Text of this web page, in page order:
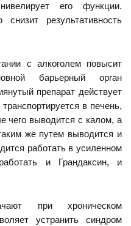
его функции.
результативность
с алкоголем повысит
барьерный орган
препарат действует
в печень,
чего выводится с калом, а
же путем выводится и
работать в усиленном
и Грандаксин, и
при хроническом
устранить синдром